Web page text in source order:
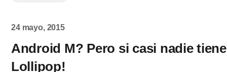
24 mayo, 2015
Android M? Pero si casi nadie tiene
Lollipop!